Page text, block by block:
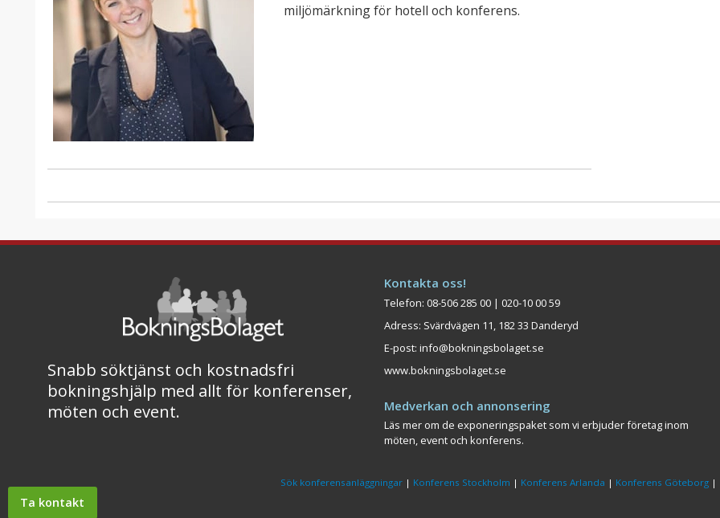
Ta kontakt
miljömärkning för hotell och konferens.
Snabb söktjänst och kostnadsfri
bokningshjälp med allt för konferenser,
möten och event.
Kontakta oss!
Telefon: 08-506 285 00 | 020-10 00 59
Adress: Svärdvägen 11, 182 33 Danderyd
E-post: info@bokningsbolaget.se
www.bokningsbolaget.se
Medverkan och annonsering
Läs mer om de exponeringspaket som vi erbjuder företag inom
möten, event och konferens.
Sök konferensanläggningar | Konferens Stockholm | Konferens Arlanda | Konferens Göteborg |